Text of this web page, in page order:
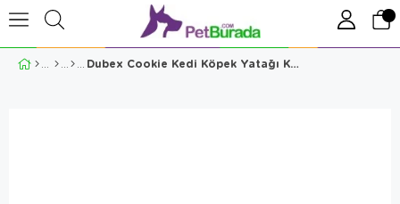
Dubex Cookie Kedi Köpek Yatağı Kahverengi XSmall 50x40x17 cm